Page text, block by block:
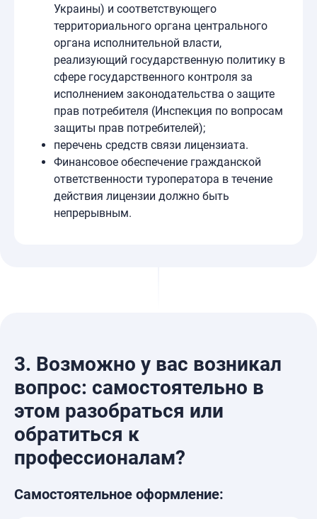
Украины) и соответствующего
территориального органа центрального
органа исполнительной власти,
реализующий государственную политику в
сфере государственного контроля за
исполнением законодательства о защите
прав потребителя (Инспекция по вопросам
защиты прав потребителей);
перечень средств связи лицензиата.
Финансовое обеспечение гражданской
ответственности туроператора в течение
действия лицензии должно быть
непрерывным.
3. Возможно у вас возникал
вопрос: самостоятельно в
этом разобраться или
обратиться к
профессионалам?
Самостоятельное оформление: